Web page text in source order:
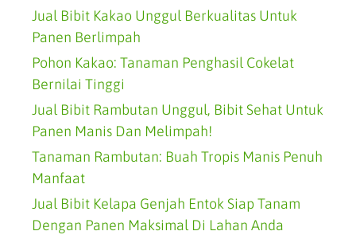
Jual Bibit Kakao Unggul Berkualitas Untuk
Panen Berlimpah
Pohon Kakao: Tanaman Penghasil Cokelat
Bernilai Tinggi
Jual Bibit Rambutan Unggul, Bibit Sehat Untuk
Panen Manis Dan Melimpah!
Tanaman Rambutan: Buah Tropis Manis Penuh
Manfaat
Jual Bibit Kelapa Genjah Entok Siap Tanam
Dengan Panen Maksimal Di Lahan Anda